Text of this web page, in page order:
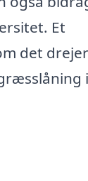
Et
det
i